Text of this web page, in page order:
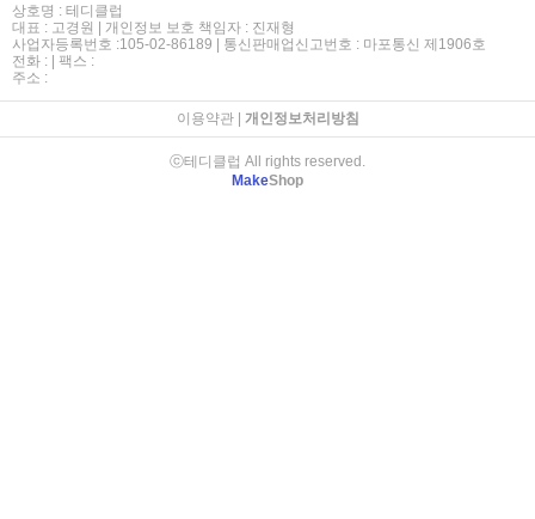
상호명 : 테디클럽
대표 : 고경원 | 개인정보 보호 책임자 : 진재형
사업자등록번호 :105-02-86189 | 통신판매업신고번호 : 마포통신 제1906호
전화 : | 팩스 :
주소 :
이용약관| 개인정보처리방침
ⓒ테디클럽 All rights reserved.
MakeShop